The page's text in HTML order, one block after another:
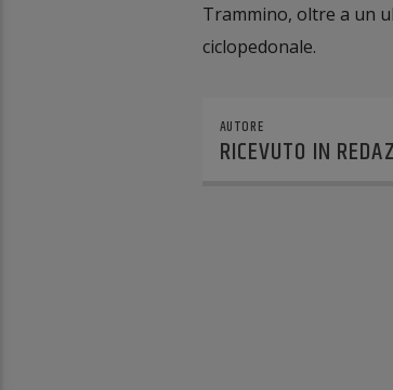
Trammino, oltre a un
ciclopedonale.
AUTORE
RICEVUTO IN